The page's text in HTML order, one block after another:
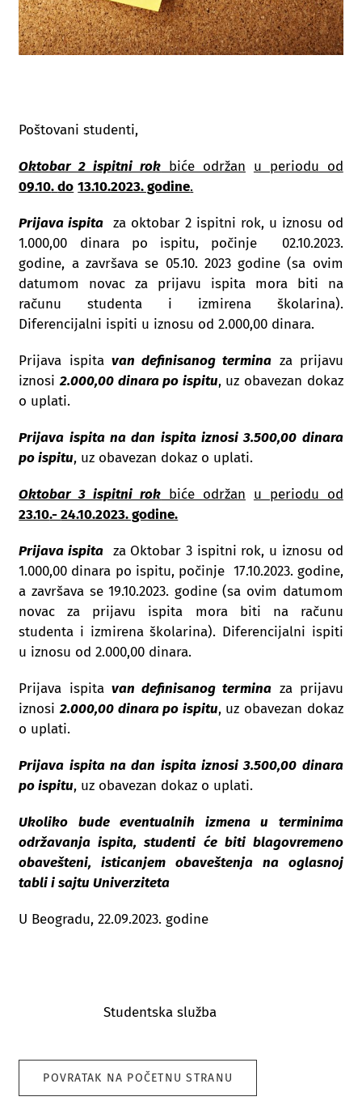
Poštovani studenti,
Oktobar 2 ispitni rok biće održan u periodu od
09.10.do 13.10.2023. godine.
Prijava ispita za oktobar 2 ispitni rok, u iznosu od
1.000,00 dinara po ispitu, počinje 02.10.2023.
godine, a završava se 05.10. 2023 godine (sa ovim
datumom novac za prijavu ispita mora biti na
računu studenta i izmirena školarina).
Diferencijalni ispiti u iznosu od 2.000,00 dinara.
Prijava ispita van definisanog termina za prijavu
iznosi2.000,00 dinara po ispitu, uz obavezan dokaz
o uplati.
Prijava ispita na dan ispita iznosi 3.500,00 dinara
po ispitu, uz obavezan dokaz o uplati.
Oktobar 3 ispitni rok biće održan u periodu od
23.10.-24.10.2023. godine.
Prijava ispita za Oktobar 3 ispitni rok, u iznosu od
1.000,00 dinara po ispitu, počinje 17.10.2023. godine,
a završava se 19.10.2023. godine (sa ovim datumom
novac za prijavu ispita mora biti na računu
studenta i izmirena školarina). Diferencijalni ispiti
u iznosu od 2.000,00 dinara.
Prijava ispita van definisanog termina za prijavu
iznosi2.000,00 dinara po ispitu, uz obavezan dokaz
o uplati.
Prijava ispita na dan ispita iznosi 3.500,00 dinara
po ispitu, uz obavezan dokaz o uplati.
Ukoliko bude eventualnih izmena u terminima
održavanja ispita, studenti će biti blagovremeno
obavešteni, isticanjem obaveštenja na oglasnoj
tabli i sajtu Univerziteta
U Beogradu, 22.09.2023. godine
Studentska služba
POVRATAK NA POČETNU STRANU